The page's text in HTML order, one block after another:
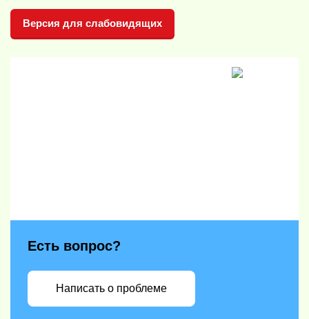
Версия для слабовидящих
Есть вопрос?
Написать о проблеме